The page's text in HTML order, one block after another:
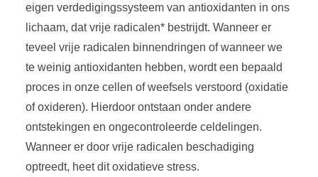
eigen verdedigingssysteem van antioxidanten in ons
lichaam, dat vrije radicalen* bestrijdt. Wanneer er
teveel vrije radicalen binnendringen of wanneer we
te weinig antioxidanten hebben, wordt een bepaald
proces in onze cellen of weefsels verstoord (oxidatie
of oxideren). Hierdoor ontstaan onder andere
ontstekingen en ongecontroleerde celdelingen.
Wanneer er door vrije radicalen beschadiging
optreedt, heet dit oxidatieve stress.